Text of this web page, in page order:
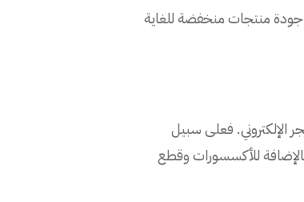
منتجات منخفضة للغاية
فعلى سبيل
للأكسسورات وقطع